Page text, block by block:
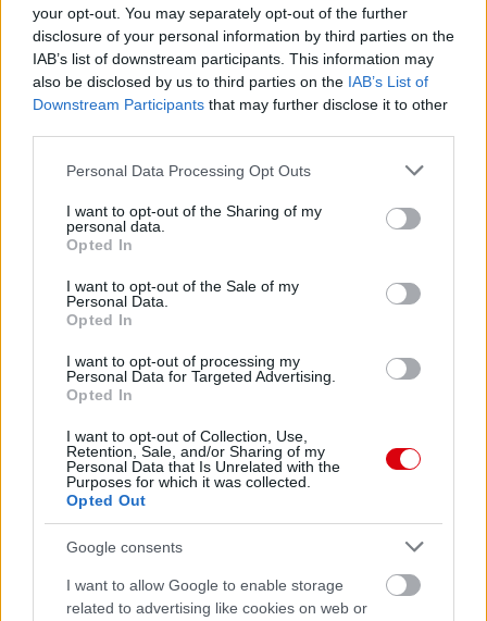
your opt-out. You may separately opt-out of the further
disclosure of your personal information by third parties on the
IAB’s list of downstream participants. This information may
also be disclosed by us to third parties on the IAB’s List of
Downstream Participants that may further disclose it to other
Please note that this website/app uses one or more Google
not limited to your visit or usage behaviour. You may click to
grant or deny consent to Google and its third-party tags to
use your data for below specified purposes in below Google
consent section.
Personal Data Processing Opt Outs
I want to opt-out of the Sharing of my
personal data.
Opted In
I want to opt-out of the Sale of my
Personal Data.
Opted In
I want to opt-out of processing my
Personal Data for Targeted Advertising.
Opted In
I want to opt-out of Collection, Use,
Retention, Sale, and/or Sharing of my
Personal Data that Is Unrelated with the
Purposes for which it was collected.
Opted Out
Google consents
I want to allow Google to enable storage
related to advertising like cookies on web or